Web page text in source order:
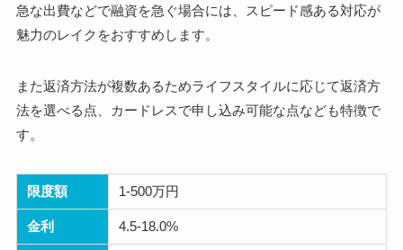
急な出費などで融資を急ぐ場合には、スピード感ある対応が
魅力のレイクをおすすめします。
また返済方法が複数あるためライフスタイルに応じて返済方
法を選べる点、カードレスで申し込み可能な点なども特徴で
す。
限度額 1-500万円
金利 4.5-18.0%